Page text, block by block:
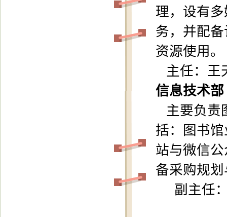
理， 设有
务，并配
资源使用 。
主任：王
信息技术
主要负责
括：图书
站与微信
备采购规
副主任